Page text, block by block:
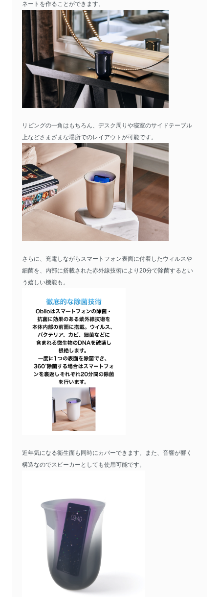
ネートを作ることができます。
リビングの一角はもちろん、デスク周りや寝室のサイドテーブル
上などさまざまな場所でのレイアウトが可能です。
さらに、充電しながらスマートフォン表面に付着したウィルスや
細菌を、内部に搭載された赤外線技術により20分で除菌するとい
う嬉しい機能も。
近年気になる衛生面も同時にカバーできます。また、音響が響く
構造なのでスピーカーとしても使用可能です。